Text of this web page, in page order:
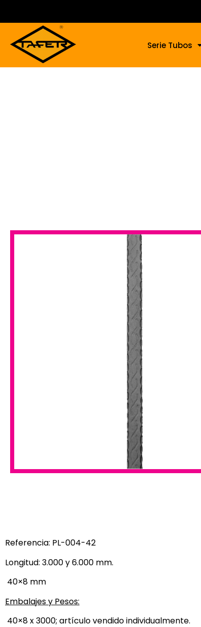
Serie Tubos
Referencia: PL-004-42
Longitud: 3.000 y 6.000 mm.
40×8 mm
Embalajes y Pesos:
40×8 x 3000; artículo vendido individualmente.